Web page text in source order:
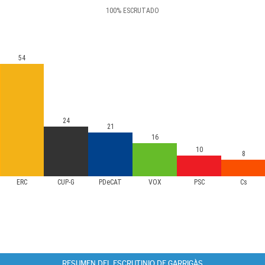
100% ESCRUTADO
ERC CUP-G PDeCAT VOX PSC Cs
54
24
21
16
10
8